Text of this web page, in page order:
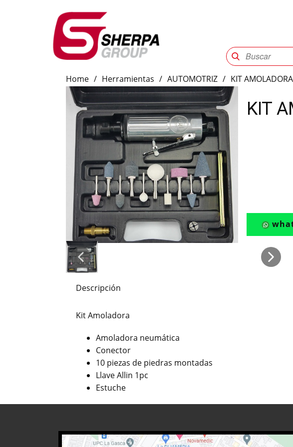
Home / Herramientas / AUTOMOTRIZ / KIT AMOLADORA
KIT
Descripción
Kit Amoladora
Amoladora neumática
Conector
10 piezas de piedras montadas
Llave Allin 1pc
Estuche